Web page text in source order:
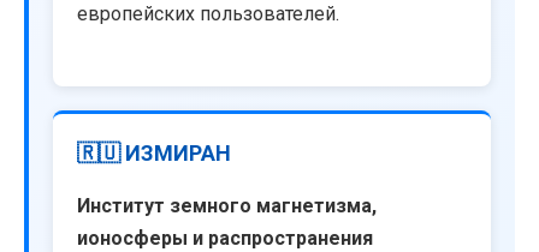
европейских пользователей.
🇷🇺 ИЗМИРАН
Институт земного магнетизма,
ионосферы и распространения